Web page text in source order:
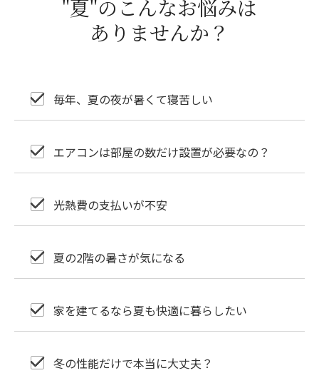
"夏"のこんなお悩みは
ありませんか？
毎年、夏の夜が暑くて寝苦しい
エアコンは部屋の数だけ設置が必要なの？
光熱費の支払いが不安
夏の2階の暑さが気になる
家を建てるなら夏も快適に暮らしたい
冬の性能だけで本当に大丈夫？